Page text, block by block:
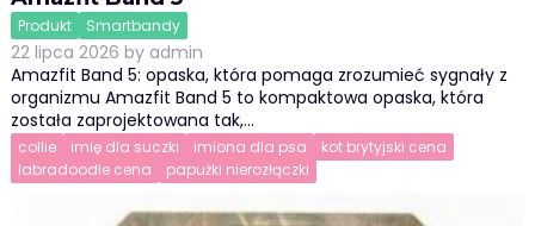
Produkt Smartbandy
22 lipca 2026 by admin
Amazfit Band 5: opaska, która pomaga zrozumieć sygnały z
organizmu Amazfit Band 5 to kompaktowa opaska, która
została zaprojektowana tak,…
collie imię dla suczki imiona dla psa
kot brytyjski cena
labradoodle cena
papużki nierozłączki